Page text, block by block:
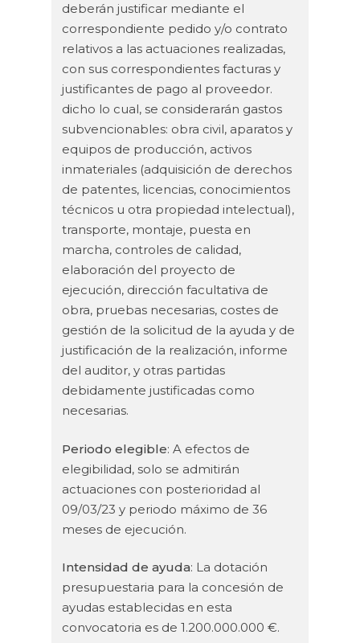
deberán justificar mediante el
correspondiente pedido y/o contrato
relativos a las actuaciones realizadas,
con sus correspondientes facturas y
justificantes de pago al proveedor.
dicho lo cual, se considerarán gastos
subvencionables: obra civil, aparatos y
equipos de producción, activos
inmateriales (adquisición de derechos
de patentes, licencias, conocimientos
técnicos u otra propiedad intelectual),
transporte, montaje, puesta en
marcha, controles de calidad,
elaboración del proyecto de
ejecución, dirección facultativa de
obra, pruebas necesarias, costes de
gestión de la solicitud de la ayuda y de
justificación de la realización, informe
del auditor, y otras partidas
debidamente justificadas como
necesarias.
Periodo elegible: A efectos de
elegibilidad, solo se admitirán
actuaciones con posterioridad al
09/03/23 y periodo máximo de 36
meses de ejecución.
Intensidad de ayuda: La dotación
presupuestaria para la concesión de
ayudas establecidas en esta
convocatoria es de 1.200.000.000 €.